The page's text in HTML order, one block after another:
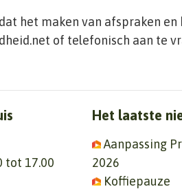
het maken van afspraken
of telefonisch aan te
tot 17.00
Het laatste
Aanpassing
2026
Koffiepauze